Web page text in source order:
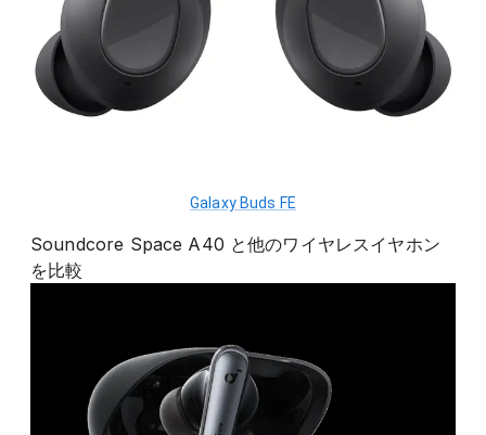
Galaxy Buds FE
Soundcore Space A40 と他のワイヤレスイヤホン
を比較